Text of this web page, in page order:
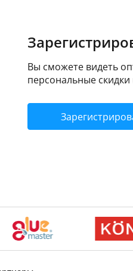
Вы сможете видеть
персональные